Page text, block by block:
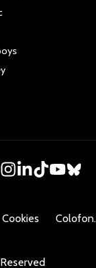
Cookies Colofon.